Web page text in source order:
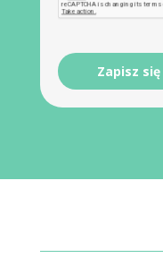
Zapisz